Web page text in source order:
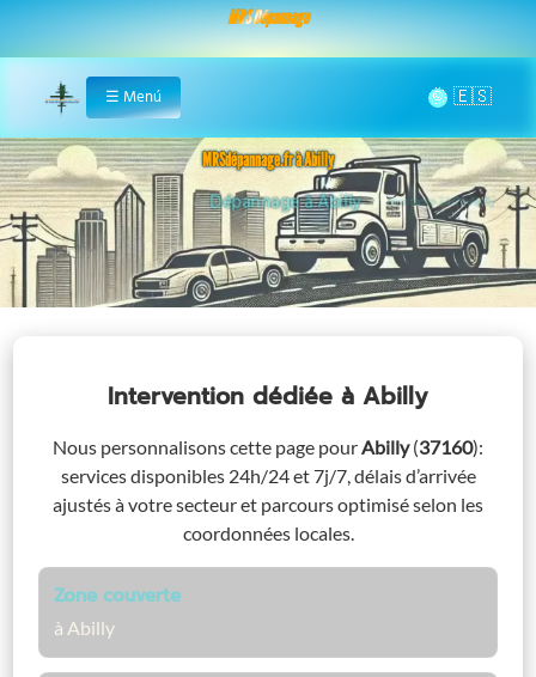
MRS Dépannage
Home
☰ Menú 🌞
MRSdépannage.fr à Abilly
Assistance 24/7 à Abilly
Intervention dédiée à Abilly
Nous personnalisons cette page pourAbilly (37160):
services disponibles 24h/24 et 7j/7, délais d’arrivée
ajustés à votre secteur et parcours optimisé selon les
coordonnées locales.
Zone couverte
à Abilly